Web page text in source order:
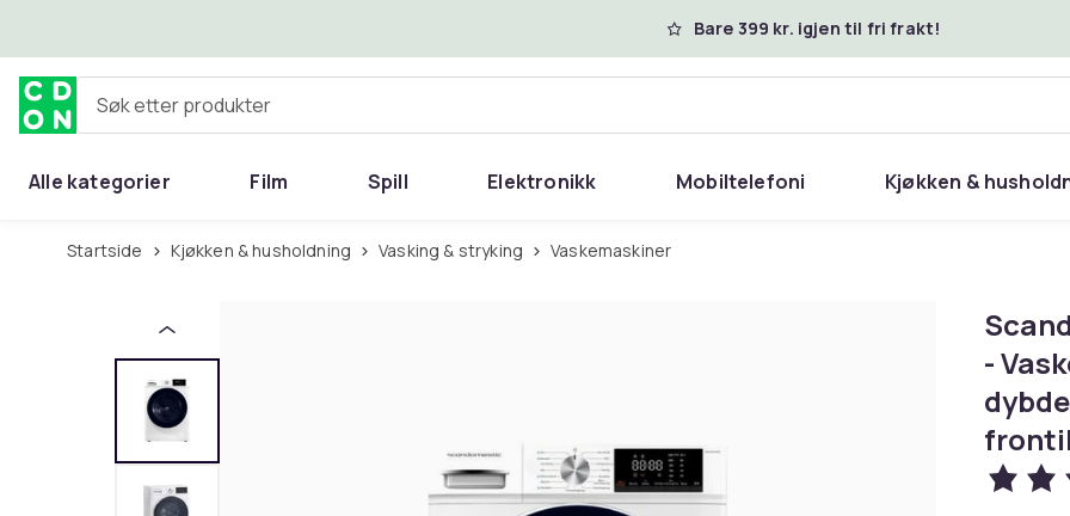
Bare 399 kr. igjen til fri frakt!
Søk etter produkter
Alle kategorier Film Spill Elektronikk Mobiltelefoni Kjøkken &
Startside Kjøkken & husholdning Vasking & stryking Vaskemaskiner
-